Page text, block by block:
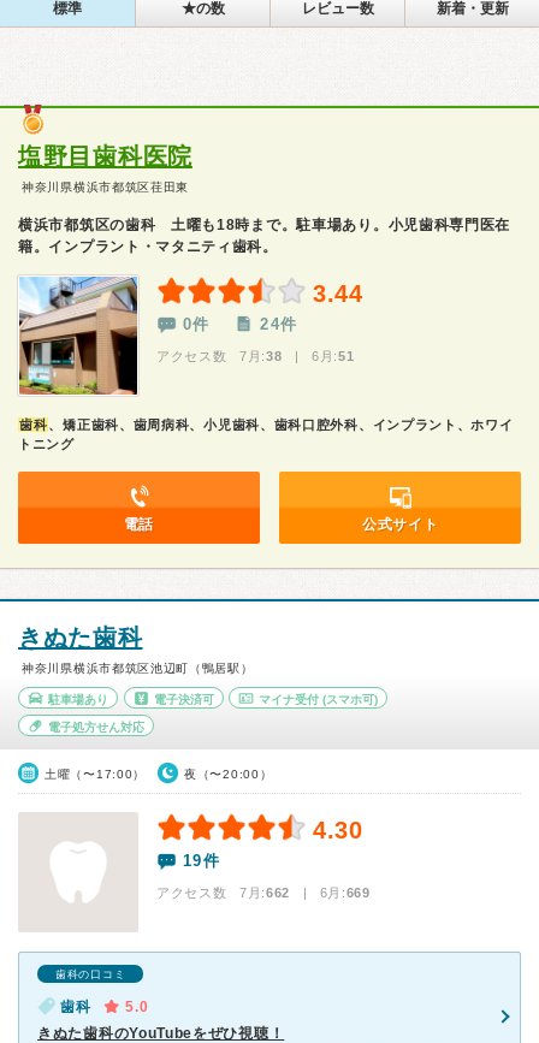
標準 ★の数 レビュー数 新着・更新
塩野目歯科医院
神奈川県横浜市都筑区荏田東
横浜市都筑区の歯科 土曜も18時まで。駐車場あり。小児歯科専門医在
籍。インプラント・マタニティ歯科。
3.44
0件 24件
アクセス数 7月:38 | 6月:51
歯科、矯正歯科、歯周病科、小児歯科、歯科口腔外科、インプラント、ホワイ
トニング
電話 公式サイト
きぬた歯科
神奈川県横浜市都筑区池辺町（鴨居駅）
駐車場あり 電子決済可 マイナ受付 (スマホ可)
電子処方せん対応
土曜（〜17:00） 夜（〜20:00）
4.30
19件
アクセス数 7月:662 | 6月:669
歯科の口コミ
歯科
5.0
きぬた歯科のYouTubeをぜひ視聴！